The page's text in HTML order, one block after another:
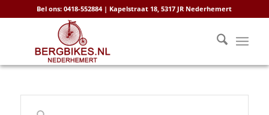
Bel ons: 0418-552884 | Kapelstraat 18, 5317 JR Nederhemert